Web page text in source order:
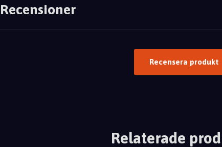
Recensioner
Recensera produkt
Relaterade